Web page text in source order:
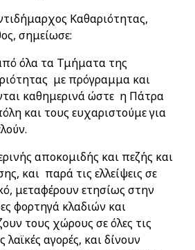
Καθαριότητας,
σημείωσε:
όλα τα Τμήματα της
με πρόγραμμα και
καθημερινά ώστε η Πάτρα
και τους ευχαριστούμε για
αποκομιδής και πεζής και
και παρά τις ελλείψεις σε
μεταφέρουν ετησίως στην
φορτηγά κλαδιών και
τους χώρους σε όλες τις
λαϊκές αγορές, και δίνουν